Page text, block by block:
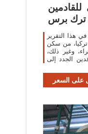
ترك برس
هذا التقرير
من سكن
وغير ذلك،
الجدد إلى
على السعر